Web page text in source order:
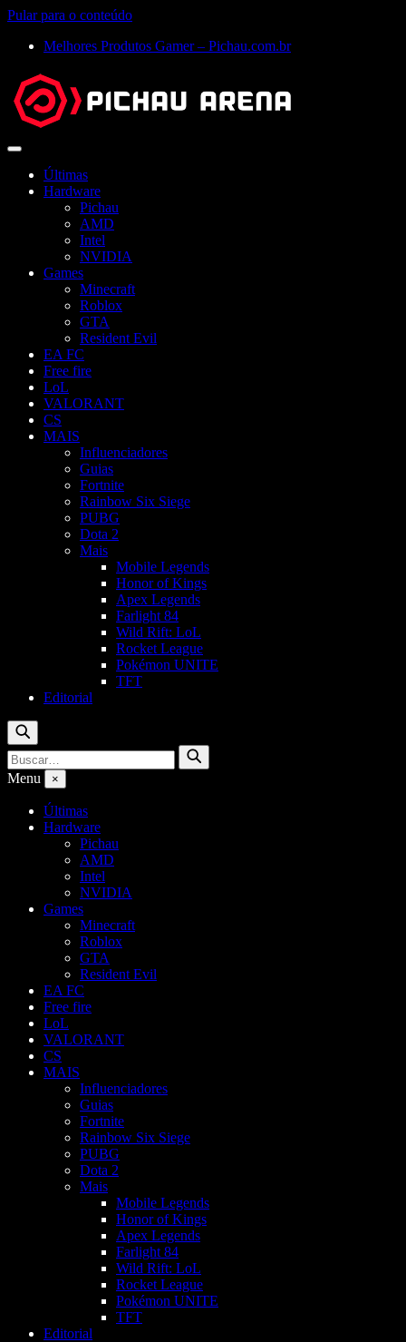
Pular para o conteúdo
Melhores Produtos Gamer – Pichau.com.br
Abrir
Últimas
Hardware
Pichau
AMD
Intel
NVIDIA
Games
Minecraft
Roblox
GTA
Resident Evil
EA FC
Free fire
LoL
VALORANT
CS
MAIS
Influenciadores
Guias
Fortnite
Rainbow Six Siege
PUBG
Dota 2
Mais
Mobile Legends
Honor of Kings
Apex Legends
Farlight 84
Wild Rift: LoL
Rocket League
Pokémon UNITE
TFT
Editorial
Buscar
Buscar
por:
Buscar
Menu ×
Últimas
Hardware
Pichau
AMD
Intel
NVIDIA
Games
Minecraft
Roblox
GTA
Resident Evil
EA FC
Free fire
LoL
VALORANT
CS
MAIS
Influenciadores
Guias
Fortnite
Rainbow Six Siege
PUBG
Dota 2
Mais
Mobile Legends
Honor of Kings
Apex Legends
Farlight 84
Wild Rift: LoL
Rocket League
Pokémon UNITE
TFT
Editorial